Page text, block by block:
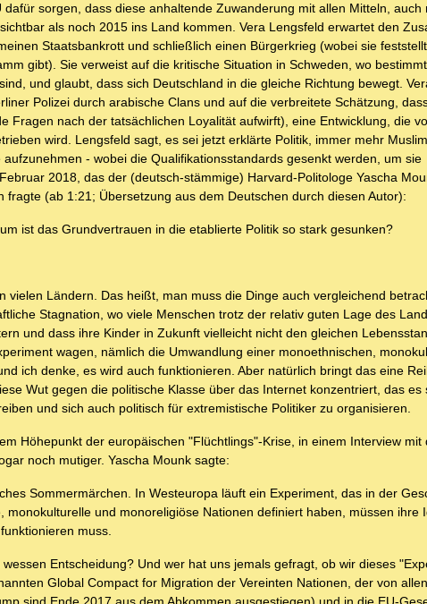
sorgen, dass diese anhaltende Zuwanderung mit allen Mitteln, auch
als noch 2015 ins Land kommen. Vera Lengsfeld erwartet den
Staatsbankrott und schließlich einen Bürgerkrieg (wobei sie
gibt). Sie verweist auf die kritische Situation in Schweden, wo
und glaubt, dass sich Deutschland in die gleiche Richtung bewegt.
Polizei durch arabische Clans und auf die verbreitete Schätzung,
Fragen nach der tatsächlichen Loyalität aufwirft), eine Entwicklung, die
wird. Lengsfeld sagt, es sei jetzt erklärte Politik, immer mehr
- wobei die Qualifikationsstandards gesenkt werden, um sie
2018, das der (deutsch-stämmige) Harvard-Politologe Yascha
(ab 1:21; Übersetzung aus dem Deutschen durch diesen Autor):
ist das Grundvertrauen in die etablierte Politik so stark gesunken?
vielen Ländern. Das heißt, man muss die Dinge auch vergleichend
Stagnation, wo viele Menschen trotz der relativ guten Lage des
und dass ihre Kinder in Zukunft vielleicht nicht den gleichen
wagen, nämlich die Umwandlung einer monoethnischen,
ich denke, es wird auch funktionieren. Aber natürlich bringt das eine
Wut gegen die politische Klasse über das Internet konzentriert, das es
und sich auch politisch für extremistische Politiker zu organisieren.
Höhepunkt der europäischen "Flüchtlings"-Krise, in einem Interview mit
noch mutiger. Yascha Mounk sagte:
Sommermärchen. In Westeuropa läuft ein Experiment, das in der
und monoreligiöse Nationen definiert haben, müssen ihre
muss.
Entscheidung? Und wer hat uns jemals gefragt, ob wir dieses
Global Compact for Migration der Vereinten Nationen, der von